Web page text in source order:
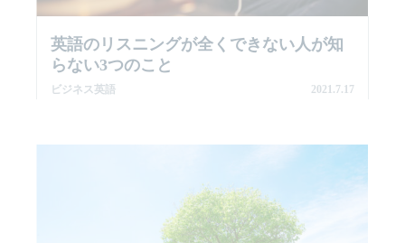
英語のリスニングが全くできない人が知
らない3つのこと
ビジネス英語 2021.7.17